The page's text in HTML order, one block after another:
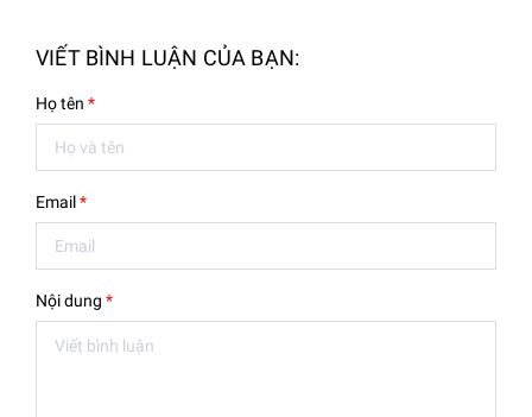
VIẾT BÌNH LUẬN CỦA BẠN:
Họ tên *
Email*
Nội dung *